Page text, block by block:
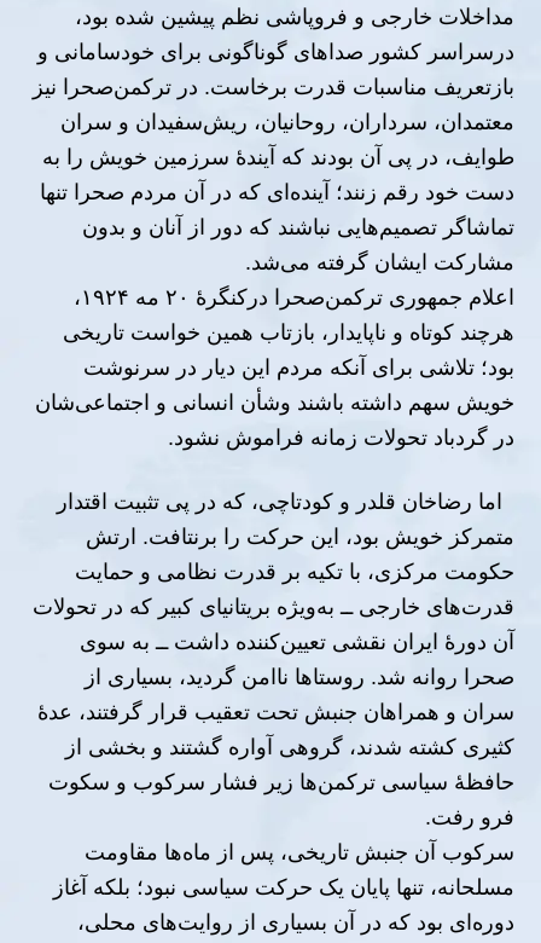
مداخلات خارجی و فروپاشی نظم پیشین شده بود،
درسراسر کشور صداهای گوناگونی برای خودسامانی و
بازتعریف مناسبات قدرت برخاست. در ترکمن‌صحرا نیز
معتمدان، سرداران، روحانیان، ریش‌سفیدان و سران
طوایف، در پی آن بودند که آیندهٔ سرزمین خویش را به
دست خود رقم زنند؛ آینده‌ای که در آن مردم صحرا تنها
تماشاگر تصمیم‌هایی نباشند که دور از آنان و بدون
مشارکت ایشان گرفته می‌شد.
اعلام جمهوری ترکمن‌صحرا درکنگرهٔ ۲۰ مه ۱۹۲۴،
هرچند کوتاه و ناپایدار، بازتاب همین خواست تاریخی
بود؛ تلاشی برای آنکه مردم این دیار در سرنوشت
خویش سهم داشته باشند وشأن انسانی و اجتماعی‌شان
در گردباد تحولات زمانه فراموش نشود.
اما رضاخان قلدر و کودتاچی، که در پی تثبیت اقتدار
متمرکز خویش بود، این حرکت را برنتافت. ارتش
حکومت مرکزی، با تکیه بر قدرت نظامی و حمایت
قدرت‌های خارجی ــ به‌ویژه بریتانیای کبیر که در تحولات
آن دورهٔ ایران نقشی تعیین‌کننده داشت ــ به سوی
صحرا روانه شد. روستاها ناامن گردید، بسیاری از
سران و همراهان جنبش تحت تعقیب قرار گرفتند، عدهٔ
کثیری کشته شدند، گروهی آواره گشتند و بخشی از
حافظهٔ سیاسی ترکمن‌ها زیر فشار سرکوب و سکوت
فرو رفت.
سرکوب آن جنبش تاریخی، پس از ماه‌ها مقاومت
مسلحانه، تنها پایان یک حرکت سیاسی نبود؛ بلکه آغاز
دوره‌ای بود که در آن بسیاری از روایت‌های محلی،